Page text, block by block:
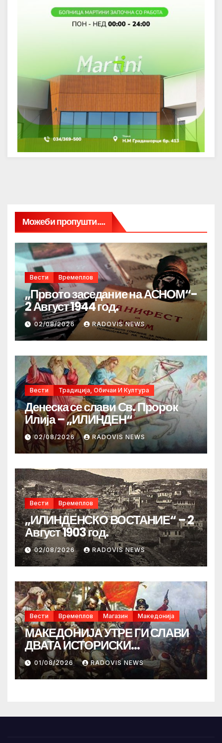
Можеби пропушти....
Вести Времеплов
„Првото заседание на АСНОМ“-
2 Август 1944 год.
02/08/2026 RADOVIS NEWS
Вести Традиција, Обичаи И Култура
Денеска се слави Св. Пророк
Илија – „ИЛИНДЕН“
02/08/2026 RADOVIS NEWS
Вести Времеплов
„ИЛИНДЕНСКО ВОСТАНИЕ“ – 2
Август 1903 год.
02/08/2026 RADOVIS NEWS
Вести Времеплов Магазин Македонија
МАКЕДОНИЈА УТРЕ ГИ СЛАВИ
ДВАТА ИСТОРИСКИ
ИЛИНДЕНА!
01/08/2026 RADOVIS NEWS